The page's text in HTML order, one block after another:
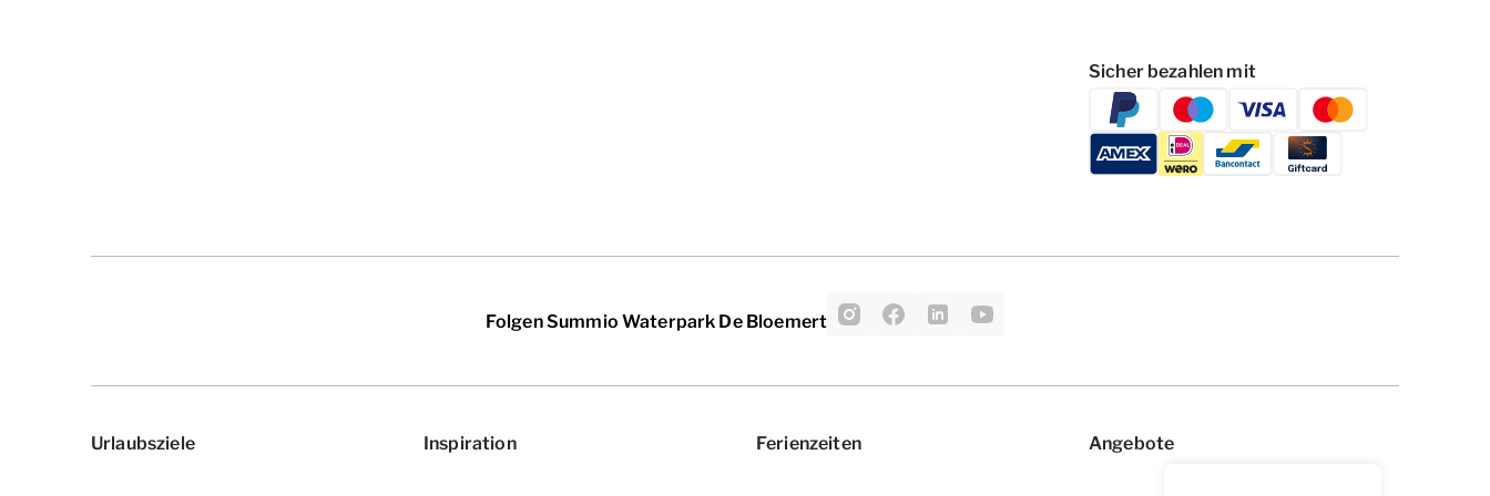
Sicher bezahlen mit
Folgen Summio Waterpark De Bloemert
Urlaubsziele Inspiration Ferienzeiten Angebote